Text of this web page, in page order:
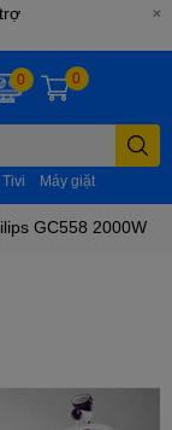
Tivi Máy giặt
0 0
GC558 2000W